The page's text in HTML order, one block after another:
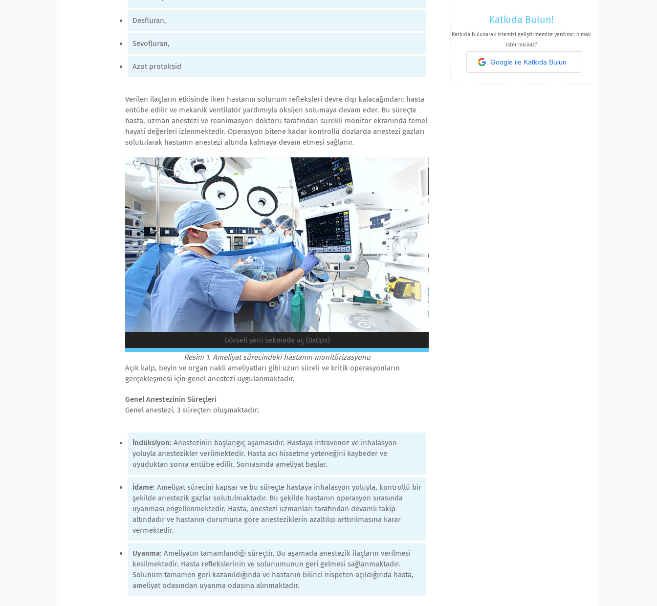
Desfluran,
Sevofluran,
Azot protoksid
Verilen ilaçların etkisinde iken hastanın solunum refleksleri devre dışı kalacağından; hasta
entübe edilir ve mekanik ventilatör yardımıyla oksijen solumaya devam eder. Bu süreçte
hasta, uzman anestezi ve reanimasyon doktoru tarafından sürekli monitör ekranında temel
hayati değerleri izlenmektedir. Operasyon bitene kadar kontrollü dozlarda anestezi gazları
solutularak hastanın anestezi altında kalmaya devam etmesi sağlanır.
Görseli yeni sekmede aç (0x0px)
Resim 1. Ameliyat sürecindeki hastanın monitörizasyonu
Açık kalp, beyin ve organ nakli ameliyatları gibi uzun süreli ve kritik operasyonların
gerçekleşmesi için genel anestezi uygulanmaktadır.
Genel Anestezinin Süreçleri
Genel anestezi, 3 süreçten oluşmaktadır;
İndüksiyon: Anestezinin başlangıç aşamasıdır. Hastaya intravenöz ve inhalasyon
yoluyla anestezikler verilmektedir. Hasta acı hissetme yeteneğini kaybeder ve
uyuduktan sonra entübe edilir. Sonrasında ameliyat başlar.
İdame: Ameliyat sürecini kapsar ve bu süreçte hastaya inhalasyon yoluyla, kontrollü bir
şekilde anestezik gazlar solutulmaktadır. Bu şekilde hastanın operasyon sırasında
uyanması engellenmektedir. Hasta, anestezi uzmanları tarafından devamlı takip
altındadır ve hastanın durumuna göre anesteziklerin azaltılıp arttırılmasına karar
vermektedir.
Uyanma: Ameliyatın tamamlandığı süreçtir. Bu aşamada anestezik ilaçların verilmesi
kesilmektedir. Hasta reflekslerinin ve solunumunun geri gelmesi sağlanmaktadır.
Solunum tamamen geri kazanıldığında ve hastanın bilinci nispeten açıldığında hasta,
ameliyat odasından uyanma odasına alınmaktadır.
Katkıda Bulun!
Katkıda bulunarak sitemizi geliştirmemize yardımcı olmak
ister misiniz?
Google ile Katkıda Bulun